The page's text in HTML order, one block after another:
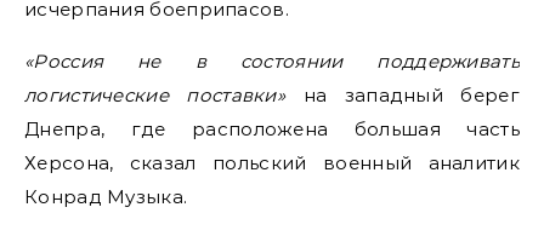
исчерпания боеприпасов.
«Россия не в состоянии поддерживать
логистические поставки»на западный берег
Днепра, где расположена большая часть
Херсона, сказал польский военный аналитик
Конрад Музыка.